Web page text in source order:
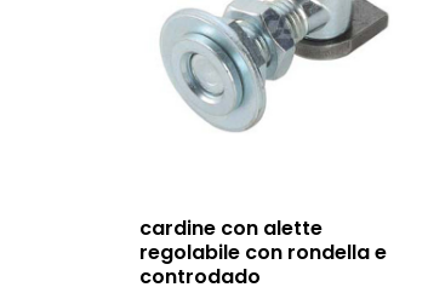
cardine con alette
regolabile con rondella e
controdado